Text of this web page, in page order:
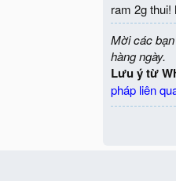
ram 2g thui!
Mời các
hàng ngày.
Lưu ý từ
pháp liên